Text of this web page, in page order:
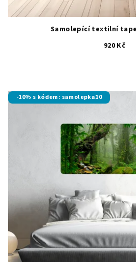
Samolepící textilní
920 Kč
-10% s kódem: samolepka10